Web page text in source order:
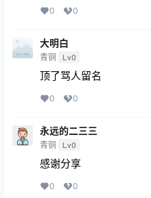
0 0
大明白
青铜 Lv0
顶了骂人留名
0 0
永远的二三三
青铜 Lv0
感谢分享
0 0